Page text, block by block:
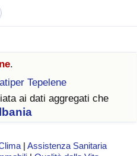
.
Tepelene
ai dati aggregati che
|Assistenza Sanitaria
Nazione
per Nazione
(Corrente)
per Paese